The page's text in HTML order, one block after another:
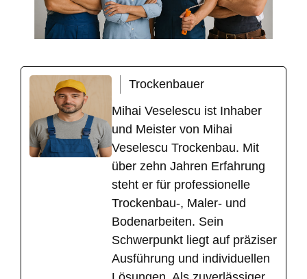
Trockenbauer
Mihai Veselescu ist Inhaber
und Meister von Mihai
Veselescu Trockenbau. Mit
über zehn Jahren Erfahrung
steht er für professionelle
Trockenbau-, Maler- und
Bodenarbeiten. Sein
Schwerpunkt liegt auf präziser
Ausführung und individuellen